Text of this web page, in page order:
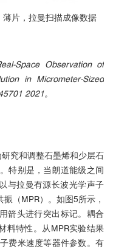
片，拉曼扫描成像数据
Space Observation of
in Micrometer-Sized
2021。
究和调整石墨烯和少层石
特别是，当朗道能级之间
与拉曼有源长波光学声子
（MPR）。如图5所示，
箭头进行突出标记。耦合
料特性。从MPR实验结果
费米速度等器件参数。有